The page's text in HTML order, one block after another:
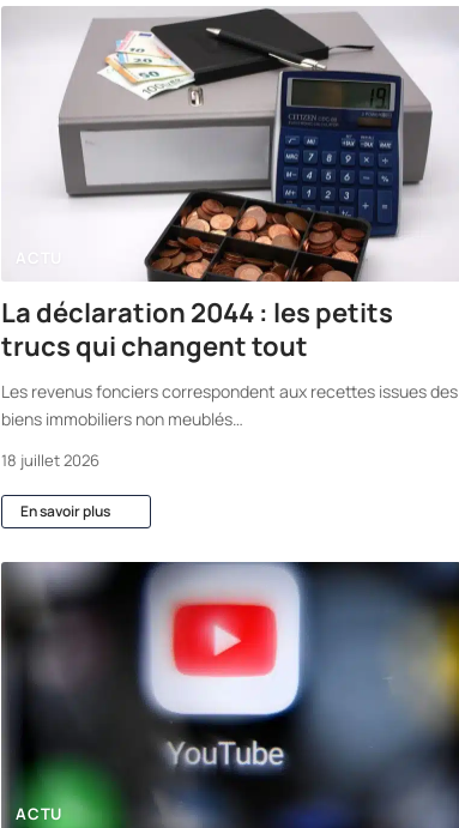
ACTU
La déclaration 2044 : les petits
trucs qui changent tout
Les revenus fonciers correspondent aux recettes issues des
biens immobiliers non meublés…
18 juillet 2026
En savoir plus
ACTU